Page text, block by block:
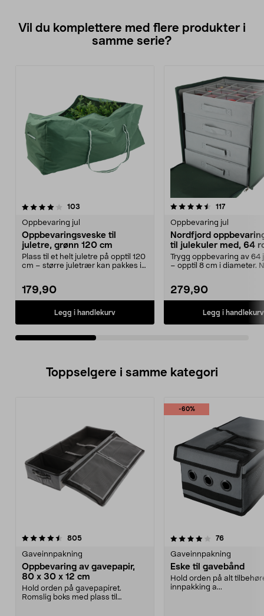
Vil du komplettere med flere produkter i
samme serie?
103
Oppbevaring jul
Oppbevaringsveske til
juletre, grønn 120 cm
Plass til et helt juletre på opptil 120
cm – større juletrær kan pakkes i
179,90
Legg i handlekurv
4.5av 5 stjerner 117
Oppbevaring jul
Nordfjord
til julekuler med, 64
Trygg oppbevaring av 64
– opptil 8 cm i diameter.
279,90
Legg i handlekurv
4.5av 5 stjerner
Toppselgere i samme kategori
805anmeldelser
Gaveinnpakning
Oppbevaring av gavepapir,
80 x 30 x 12 cm
Hold orden på gavepapiret.
Romslig boks med plass til
-60%
4.0 av 5 stjerner 76
Gaveinnpakning
Eske til gavebånd
Hold orden på alt
innpakking a...
4.0 av 5 stjerner